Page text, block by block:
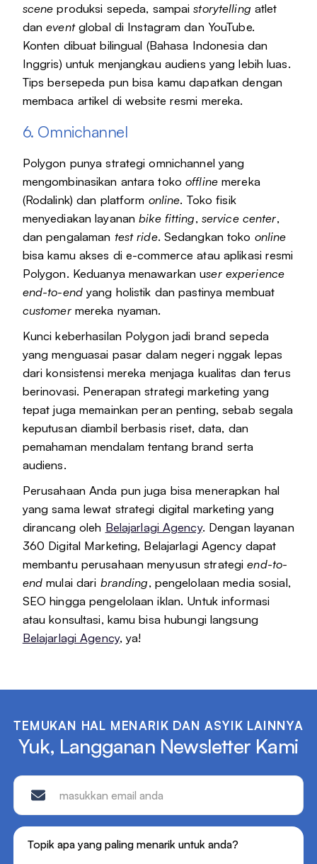
scene produksi sepeda, sampaistorytelling atlet
daneventglobal di Instagram dan YouTube.
Konten dibuat bilingual (Bahasa Indonesia dan
Inggris) untuk menjangkau audiens yang lebih luas.
Tips bersepeda pun bisa kamu dapatkan dengan
membaca artikel di website resmi mereka.
6. Omnichannel
Polygon punya strategi omnichannel yang
mengombinasikan antara tokoofflinemereka
(Rodalink) dan platform online. Toko fisik
menyediakan layananbike fitting, service center,
dan pengalaman test ride. Sedangkan toko online
bisa kamu akses di e-commerce atau aplikasi resmi
Polygon. Keduanya menawarkan user experience
end-to-endyang holistik dan pastinya membuat
customer mereka nyaman.
Kunci keberhasilan Polygon jadi brand sepeda
yang menguasai pasar dalam negeri nggak lepas
dari konsistensi mereka menjaga kualitas dan terus
berinovasi. Penerapan strategi marketing yang
tepat juga memainkan peran penting, sebab segala
keputusan diambil berbasis riset, data, dan
pemahaman mendalam tentang brand serta
audiens.
Perusahaan Anda pun juga bisa menerapkan hal
yang sama lewat strategi digital marketing yang
dirancang oleh Belajarlagi Agency. Dengan layanan
360 Digital Marketing, Belajarlagi Agency dapat
membantu perusahaan menyusun strategiend-to-
end mulai dari branding, pengelolaan media sosial,
SEO hingga pengelolaan iklan. Untuk informasi
atau konsultasi, kamu bisa hubungi langsung
Belajarlagi Agency, ya!
TEMUKAN HAL MENARIK DAN ASYIK LAINNYA
Yuk, Langganan Newsletter Kami
Topik apa yang paling menarik untuk anda?